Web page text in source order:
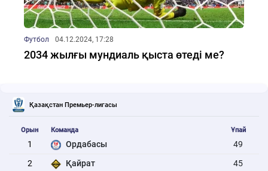
Футбол 04.12.2024, 17:28
2034 жылғы мундиаль қыста өтеді ме?
Қазақстан Премьер-лигасы
Орын Команда Ұпай
1 Ордабасы
49
2
Қайрат
45